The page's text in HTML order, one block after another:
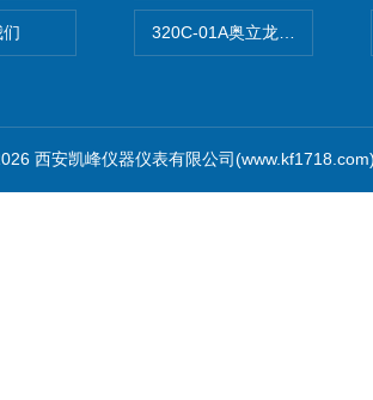
320C-01A奥立龙实验室便携
西安凯峰仪器仪表有限公司